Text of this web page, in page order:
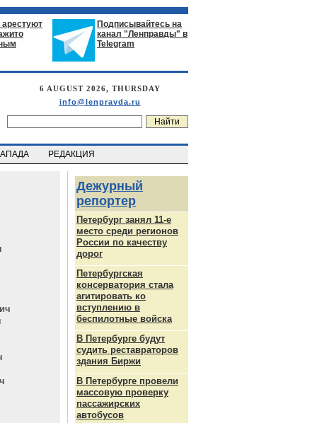
арестуют
Подписывайтесь на
канал "Ленправды" в
Telegram
6 AUGUST 2026, THURSDAY
info@lenpravda.ru
РЕДАКЦИЯ
Дежурный
репортер
Петербург занял 11-е
место среди регионов
России по качеству
дорог
Петербургская
консерватория стала
агитировать ко
вступлению в
беспилотные войска
В Петербурге будут
судить реставраторов
здания Биржи
В Петербурге провели
массовую проверку
пассажирских
автобусов